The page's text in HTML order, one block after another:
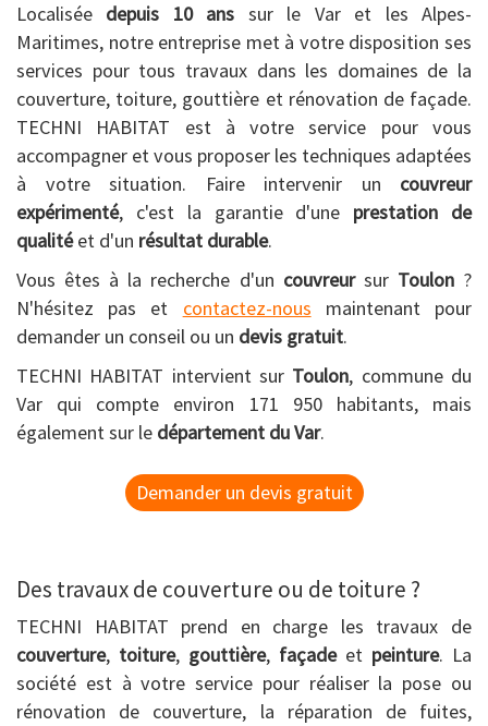
Localisée depuis 10 ans sur le Var et les Alpes-
Maritimes, notre entreprise met à votre disposition ses
services pour tous travaux dans les domaines de la
couverture, toiture, gouttière et rénovation de façade.
TECHNI HABITAT est à votre service pour vous
accompagner et vous proposer les techniques adaptées
à votre situation. Faire intervenir un couvreur
expérimenté, c'est la garantie d'une prestation de
qualitéet d'un résultat durable.
Vous êtes à la recherche d'un couvreursur Toulon?
N'hésitez pas et contactez-nous maintenant pour
demander un conseil ou un devis gratuit.
TECHNI HABITAT intervient sur Toulon, commune du
Var qui compte environ 171 950 habitants, mais
également sur le département du Var.
Demander un devis gratuit
Des travaux de couverture ou de toiture ?
TECHNI HABITAT prend en charge les travaux de
couverture, toiture, gouttière, façadeet peinture. La
société est à votre service pour réaliser la pose ou
rénovation de couverture, la réparation de fuites,